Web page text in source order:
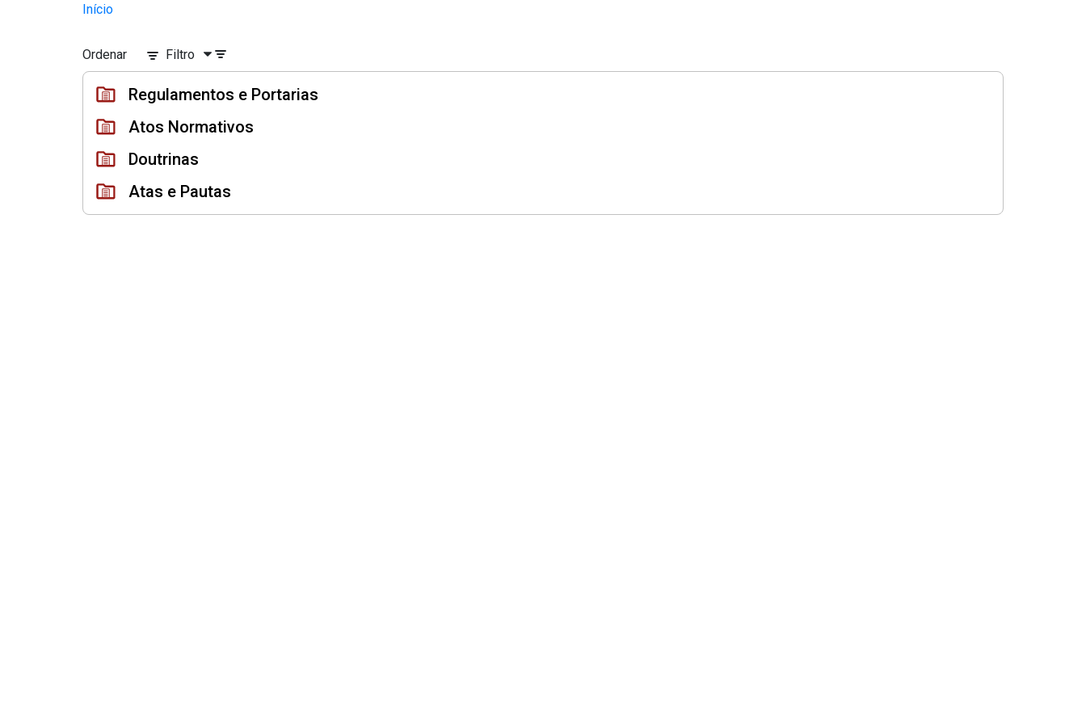
Pular para o Conteúdo principal
Instrumentos Jurídicos
Início
Ordenar Filtro
Regulamentos e Portarias
Atos Normativos
Doutrinas
Atas e Pautas